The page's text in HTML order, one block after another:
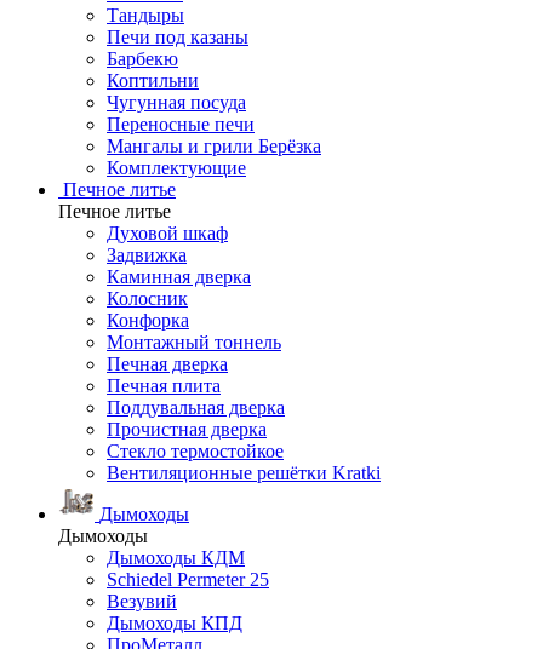
Тандыры
Печи под казаны
Барбекю
Коптильни
Чугунная посуда
Переносные печи
Мангалы и грили Берёзка
Комплектующие
Печное литье
Печное литье
Духовой шкаф
Задвижка
Каминная дверка
Колосник
Конфорка
Монтажный тоннель
Печная дверка
Печная плита
Поддувальная дверка
Прочистная дверка
Стекло термостойкое
Вентиляционные решётки Kratki
Дымоходы
Дымоходы
Дымоходы КДМ
Schiedel Permeter 25
Везувий
Дымоходы КПД
ПроМеталл